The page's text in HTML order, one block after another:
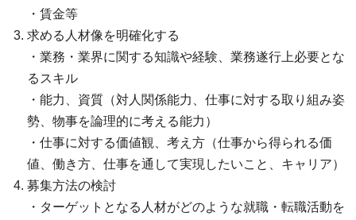
・賃金等
求める人材像を明確化する
・業務・業界に関する知識や経験、業務遂行上必要とな
るスキル
・能力、資質（対人関係能力、仕事に対する取り組み姿
勢、物事を論理的に考える能力）
・仕事に対する価値観、考え方（仕事から得られる価
値、働き方、仕事を通して実現したいこと、キャリア）
募集方法の検討
・ターゲットとなる人材がどのような就職・転職活動を